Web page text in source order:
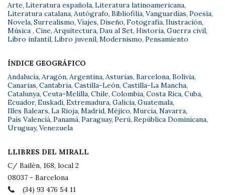
Arte, Literatura española, Literatura latinoamericana,
Literatura catalana, Autógrafo, Bibliofilia, Vanguardias, Poesía,
Novela, Surrealismo, Viajes, Diseño, Fotografía, Ilustración,
Música , Cine, Arquitectura, Dau al Set, Historia, Guerra civil,
Libro infantil, Libro juvenil, Modernismo, Pensamiento
ÍNDICE GEOGRÁFICO
Andalucía, Aragón, Argentina, Asturias, Barcelona, Bolivia,
Canarias, Cantabria, Castilla-León, Castilla-La Mancha,
Catalunya, Ceuta-Melilla, Chile, Colombia, Costa Rica, Cuba,
Ecuador, Euskadi, Extremadura, Galicia, Guatemala,
Illes Balears, La Rioja, Madrid, Méjico, Murcia, Navarra,
País Valencià, Panamá, Paraguay, Perú, República Dominicana,
Uruguay, Venezuela
LLIBRES DEL MIRALL
C/ Bailèn, 168, local 2
08037 - Barcelona
(34) 93 476 54 11